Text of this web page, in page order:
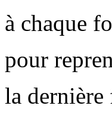
à chaque
pour
la